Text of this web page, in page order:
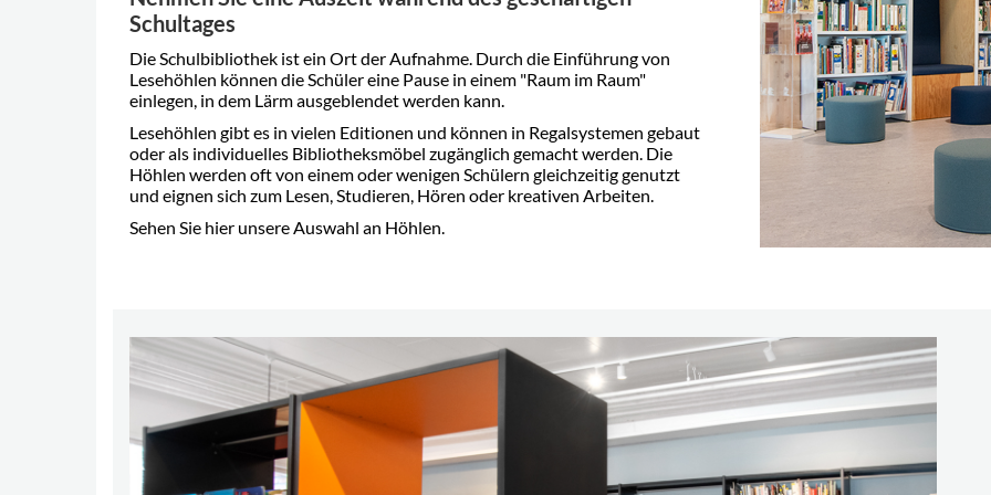
Schultages
Die Schulbibliothek ist ein Ort der Aufnahme. Durch die Einführung von
Lesehöhlen können die Schüler eine Pause in einem "Raum im Raum"
einlegen, in dem Lärm ausgeblendet werden kann.
Lesehöhlen gibt es in vielen Editionen und können in Regalsystemen gebaut
oder als individuelles Bibliotheksmöbel zugänglich gemacht werden. Die
Höhlen werden oft von einem oder wenigen Schülern gleichzeitig genutzt
und eignen sich zum Lesen, Studieren, Hören oder kreativen Arbeiten.
Sehen Sie hier unsere Auswahl an Höhlen.